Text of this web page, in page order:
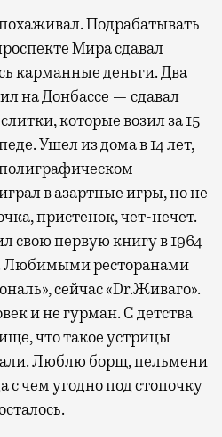
Подрабатывать
Мира сдавал
карманные деньги. Два
на Донбассе — сдавал
которые возил за 15
Ушел из дома в 14 лет,
в азартные игры, но не
пристенок, чет-нечет.
свою первую книгу в 1964
Любимыми ресторанами
сейчас «Dr.Живаго».
и не гурман. С детства
что такое устрицы
Люблю борщ, пельмени
с чем угодно под стопочку